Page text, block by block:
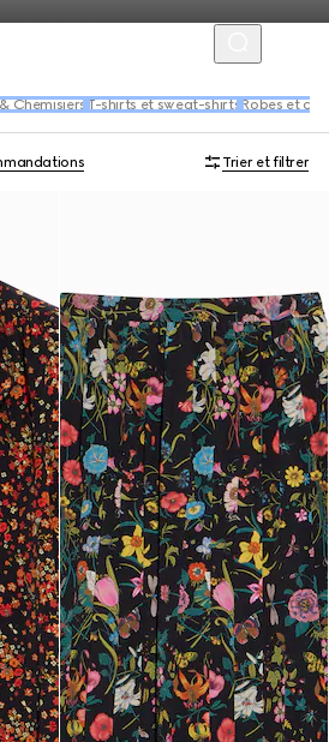
Chemisiers T-shirts et sweat-shirts Robes et
Trier et filtrer